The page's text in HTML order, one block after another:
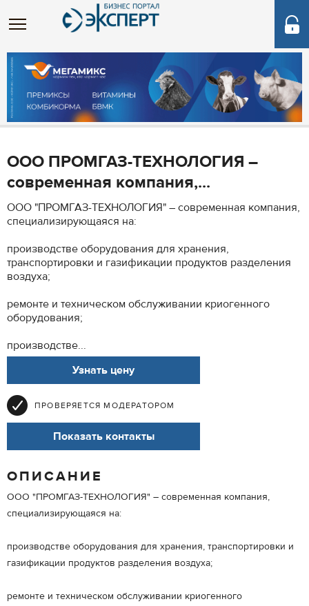
ООО ПРОМГАЗ-ТЕХНОЛОГИЯ –
современная компания,...
ООО "ПРОМГАЗ-ТЕХНОЛОГИЯ" – современная компания,
специализирующаяся на:
производстве оборудования для хранения,
транспортировки и газификации продуктов разделения
воздуха;
ремонте и техническом обслуживании криогенного
оборудования;
производстве...
Узнать цену
ПРОВЕРЯЕТСЯ МОДЕРАТОРОМ
Показать контакты
ОПИСАНИЕ
ООО "ПРОМГАЗ-ТЕХНОЛОГИЯ" – современная компания,
специализирующаяся на:
производстве оборудования для хранения, транспортировки и
газификации продуктов разделения воздуха;
ремонте и техническом обслуживании криогенного